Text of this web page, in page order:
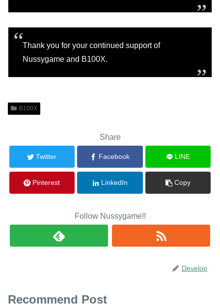
Thank you for your continued support of
Nussygame and B100X.
B100X
Share
Twitter Facebook LINE
Pinterest LinkedIn Copy
Follow Nussygame!!
Develop
Recommend Post